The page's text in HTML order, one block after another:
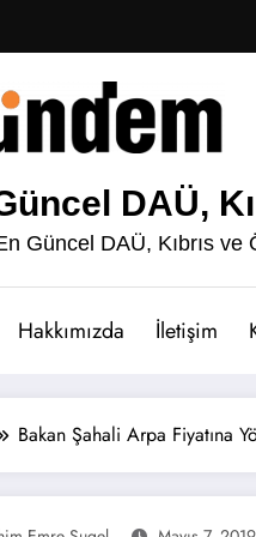
DAÜ,
Güncel DAÜ, Kıbrıs ve
Hakkımızda İletişim
Bakan Şahali Arpa Fiyatına